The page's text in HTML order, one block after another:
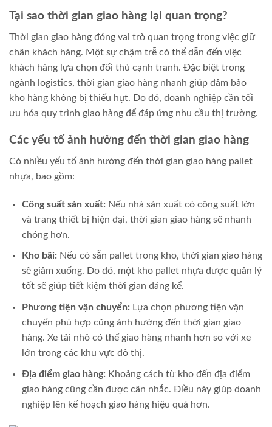
Tại sao thời gian giao hàng lại quan trọng?
Thời gian giao hàng đóng vai trò quan trọng trong việc giữ
chân khách hàng. Một sự chậm trễ có thể dẫn đến việc
khách hàng lựa chọn đối thủ cạnh tranh. Đặc biệt trong
ngành logistics, thời gian giao hàng nhanh giúp đảm bảo
kho hàng không bị thiếu hụt. Do đó, doanh nghiệp cần tối
ưu hóa quy trình giao hàng để đáp ứng nhu cầu thị trường.
Các yếu tố ảnh hưởng đến thời gian giao hàng
Có nhiều yếu tố ảnh hưởng đến thời gian giao hàng pallet
nhựa, bao gồm:
Công suất sản xuất: Nếu nhà sản xuất có công suất lớn
và trang thiết bị hiện đại, thời gian giao hàng sẽ nhanh
chóng hơn.
Kho bãi: Nếu có sẵn pallet trong kho, thời gian giao hàng
sẽ giảm xuống. Do đó, một kho pallet nhựa được quản lý
tốt sẽ giúp tiết kiệm thời gian đáng kể.
Phương tiện vận chuyển: Lựa chọn phương tiện vận
chuyển phù hợp cũng ảnh hưởng đến thời gian giao
hàng. Xe tải nhỏ có thể giao hàng nhanh hơn so với xe
lớn trong các khu vực đô thị.
Địa điểm giao hàng: Khoảng cách từ kho đến địa điểm
giao hàng cũng cần được cân nhắc. Điều này giúp doanh
nghiệp lên kế hoạch giao hàng hiệu quả hơn.